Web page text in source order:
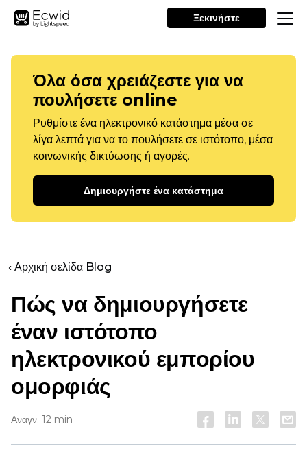
Ξεκινήστε
Όλα όσα χρειάζεστε για να
πουλήσετε online
Ρυθμίστε ένα ηλεκτρονικό κατάστημα μέσα σε
λίγα λεπτά για να το πουλήσετε σε ιστότοπο, μέσα
κοινωνικής δικτύωσης ή αγορές.
Δημιουργήστε ένα κατάστημα
‹ Αρχική σελίδα Blog
Πώς να δημιουργήσετε
έναν ιστότοπο
ηλεκτρονικού εμπορίου
ομορφιάς
Αναγν. 12 min